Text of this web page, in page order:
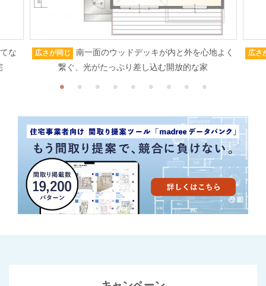
な
広さが同じ
南一面のウッドデッキが内と外を心地よく
繋ぐ、光がたっぷり差し込む開放的な家
広さ